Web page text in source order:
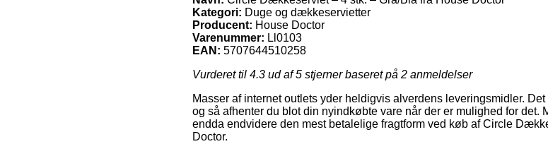
Kategori: Duge og dækkeservietter
Producent: House Doctor
Varenummer: Ll0103
EAN: 5707644510258
Vurderet til 4.3 ud af 5 stjerner baseret på 2 anmeldelser
Masser af internet outlets yder heldigvis alverdens leveringsmidler.
og så afhenter du blot din nyindkøbte vare når der er mulighed for det.
endda endvidere den mest betalelige fragtform ved køb af Circle
Doctor.